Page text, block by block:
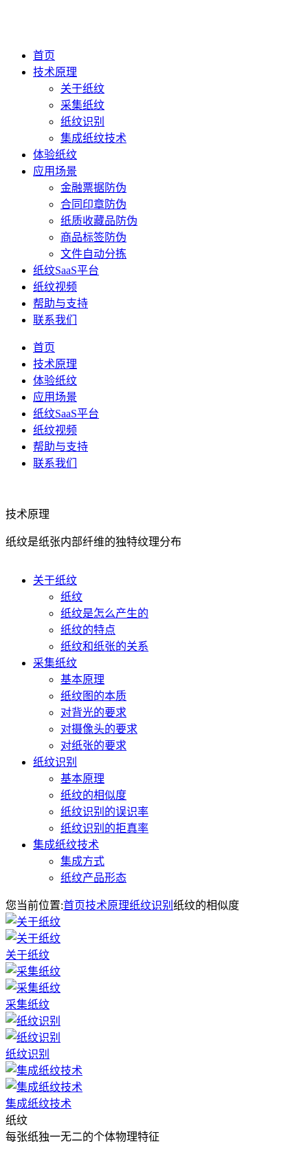
首页
技术原理
关于纸纹
采集纸纹
纸纹识别
集成纸纹技术
体验纸纹
应用场景
金融票据防伪
合同印章防伪
纸质收藏品防伪
商品标签防伪
文件自动分拣
纸纹SaaS平台
纸纹视频
帮助与支持
联系我们
首页
技术原理
体验纸纹
应用场景
纸纹SaaS平台
纸纹视频
帮助与支持
联系我们
技术原理
纸纹是纸张内部纤维的独特纹理分布
关于纸纹
纸纹
纸纹是怎么产生的
纸纹的特点
纸纹和纸张的关系
采集纸纹
基本原理
纸纹图的本质
对背光的要求
对摄像头的要求
对纸张的要求
纸纹识别
基本原理
纸纹的相似度
纸纹识别的误识率
纸纹识别的拒真率
集成纸纹技术
集成方式
纸纹产品形态
您当前位置:首页技术原理纸纹识别 纸纹的相似度
关于纸纹
采集纸纹
纸纹识别
集成纸纹技术
纸纹
每张纸独一无二的个体物理特征